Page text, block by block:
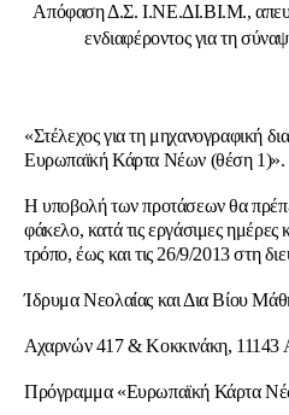
Απόφαση Δ.Σ. Ι.ΝΕ.ΔΙ.ΒΙ.Μ.,
ενδιαφέροντος για τη
«Στέλεχος για τη μηχανογραφική
Ευρωπαϊκή Κάρτα Νέων (θέση 1)».
Η υποβολή των προτάσεων θα
φάκελο, κατά τις εργάσιμες ημέρες
τρόπο, έως και τις 26/9/2013 στη
Ίδρυμα Νεολαίας και Δια Βίου
Αχαρνών 417 & Κοκκινάκη, 11143
Πρόγραμμα «Ευρωπαϊκή Κάρτα